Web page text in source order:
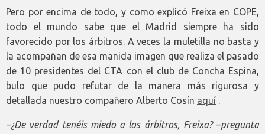
Pero por encima de todo, y como explicó Freixa en COPE,
todo el mundo sabe que el Madrid siempre ha sido
favorecido por los árbitros. A veces la muletilla no basta y
la acompañan de esa manida imagen que realiza el pasado
de 10 presidentes del CTA con el club de Concha Espina,
bulo que pudo refutar de la manera más rigurosa y
detallada nuestro compañero Alberto Cosín aquí .
–¿De verdad tenéis miedo a los árbitros, Freixa? –pregunta